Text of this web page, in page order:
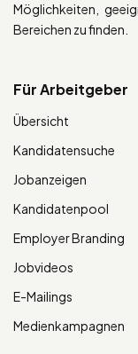
Möglichkeiten,
Bereichen zu finden.
Für Arbeitgeber
Übersicht
Kandidatensuche
Jobanzeigen
Kandidatenpool
Employer Branding
Jobvideos
E-Mailings
Medienkampagnen